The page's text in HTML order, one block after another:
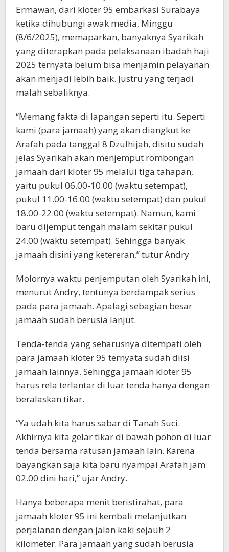
Ermawan, dari kloter 95 embarkasi Surabaya
ketika dihubungi awak media, Minggu
(8/6/2025), memaparkan, banyaknya Syarikah
yang diterapkan pada pelaksanaan ibadah haji
2025 ternyata belum bisa menjamin pelayanan
akan menjadi lebih baik. Justru yang terjadi
malah sebaliknya.
“Memang fakta di lapangan seperti itu. Seperti
kami (para jamaah) yang akan diangkut ke
Arafah pada tanggal 8 Dzulhijah, disitu sudah
jelas Syarikah akan menjemput rombongan
jamaah dari kloter 95 melalui tiga tahapan,
yaitu pukul 06.00-10.00 (waktu setempat),
pukul 11.00-16.00 (waktu setempat) dan pukul
18.00-22.00 (waktu setempat). Namun, kami
baru dijemput tengah malam sekitar pukul
24.00 (waktu setempat). Sehingga banyak
jamaah disini yang ketereran,” tutur Andry
Molornya waktu penjemputan oleh Syarikah ini,
menurut Andry, tentunya berdampak serius
pada para jamaah. Apalagi sebagian besar
jamaah sudah berusia lanjut.
Tenda-tenda yang seharusnya ditempati oleh
para jamaah kloter 95 ternyata sudah diisi
jamaah lainnya. Sehingga jamaah kloter 95
harus rela terlantar di luar tenda hanya dengan
beralaskan tikar.
“Ya udah kita harus sabar di Tanah Suci.
Akhirnya kita gelar tikar di bawah pohon di luar
tenda bersama ratusan jamaah lain. Karena
bayangkan saja kita baru nyampai Arafah jam
02.00 dini hari,” ujar Andry.
Hanya beberapa menit beristirahat, para
jamaah kloter 95 ini kembali melanjutkan
perjalanan dengan jalan kaki sejauh 2
kilometer. Para jamaah yang sudah berusia